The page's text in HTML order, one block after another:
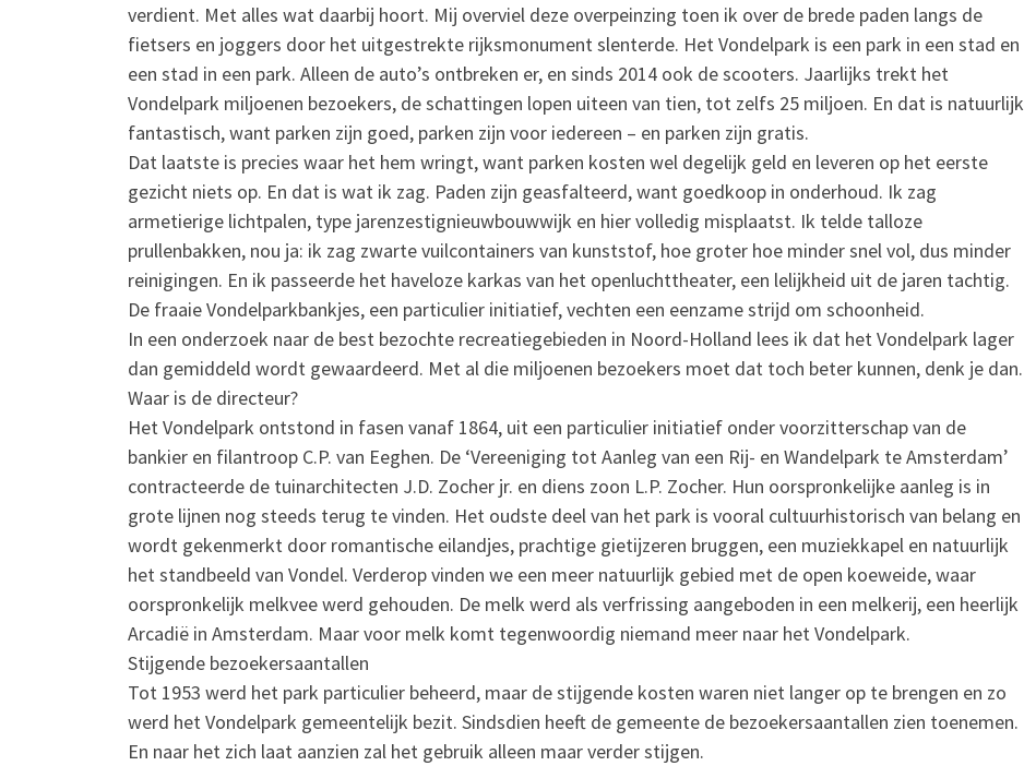
verdient. Met alles wat daarbij hoort. Mij overviel deze overpeinzing toen ik over de brede paden langs de
fietsers en joggers door het uitgestrekte rijksmonument slenterde. Het Vondelpark is een park in een stad en
een stad in een park. Alleen de auto’s ontbreken er, en sinds 2014 ook de scooters. Jaarlijks trekt het
Vondelpark miljoenen bezoekers, de schattingen lopen uiteen van tien, tot zelfs 25 miljoen. En dat is natuurlijk
fantastisch, want parken zijn goed, parken zijn voor iedereen – en parken zijn gratis.
Dat laatste is precies waar het hem wringt, want parken kosten wel degelijk geld en leveren op het eerste
gezicht niets op. En dat is wat ik zag. Paden zijn geasfalteerd, want goedkoop in onderhoud. Ik zag
armetierige lichtpalen, type jarenzestignieuwbouwwijk en hier volledig misplaatst. Ik telde talloze
prullenbakken, nou ja: ik zag zwarte vuilcontainers van kunststof, hoe groter hoe minder snel vol, dus minder
reinigingen. En ik passeerde het haveloze karkas van het openluchttheater, een lelijkheid uit de jaren tachtig.
De fraaie Vondelparkbankjes, een particulier initiatief, vechten een eenzame strijd om schoonheid.
In een onderzoek naar de best bezochte recreatiegebieden in Noord-Holland lees ik dat het Vondelpark lager
dan gemiddeld wordt gewaardeerd. Met al die miljoenen bezoekers moet dat toch beter kunnen, denk je dan.
Waar is de directeur?
Het Vondelpark ontstond in fasen vanaf 1864, uit een particulier initiatief onder voorzitterschap van de
bankier en filantroop C.P. van Eeghen. De ‘Vereeniging tot Aanleg van een Rij- en Wandelpark te Amsterdam’
contracteerde de tuinarchitecten J.D. Zocher jr. en diens zoon L.P. Zocher. Hun oorspronkelijke aanleg is in
grote lijnen nog steeds terug te vinden. Het oudste deel van het park is vooral cultuurhistorisch van belang en
wordt gekenmerkt door romantische eilandjes, prachtige gietijzeren bruggen, een muziekkapel en natuurlijk
het standbeeld van Vondel. Verderop vinden we een meer natuurlijk gebied met de open koeweide, waar
oorspronkelijk melkvee werd gehouden. De melk werd als verfrissing aangeboden in een melkerij, een heerlijk
Arcadië in Amsterdam. Maar voor melk komt tegenwoordig niemand meer naar het Vondelpark.
Stijgende bezoekersaantallen
Tot 1953 werd het park particulier beheerd, maar de stijgende kosten waren niet langer op te brengen en zo
werd het Vondelpark gemeentelijk bezit. Sindsdien heeft de gemeente de bezoekersaantallen zien toenemen.
En naar het zich laat aanzien zal het gebruik alleen maar verder stijgen.